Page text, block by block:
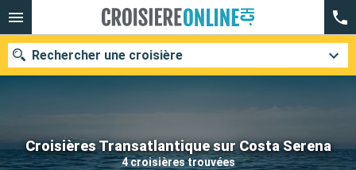
Croisières Transatlantique sur Costa Serena
4 croisières trouvées
Rechercher une croisière
Nos destinations